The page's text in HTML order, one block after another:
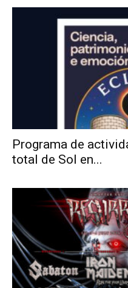
Programa de
total de Sol en...